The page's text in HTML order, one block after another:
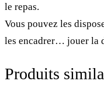
le repas.
Vous pouvez les
les encadrer… jouer la
Produits